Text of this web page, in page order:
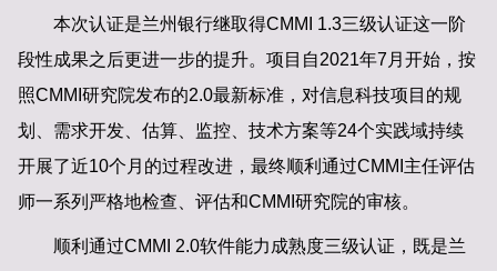
本次认证是兰州银行继取得CMMI 1.3三级认证这一阶
段性成果之后更进一步的提升。项目自2021年7月开始，按
照CMMI研究院发布的2.0最新标准，对信息科技项目的规
划、需求开发、估算、监控、技术方案等24个实践域持续
开展了近10个月的过程改进，最终顺利通过CMMI主任评估
师一系列严格地检查、评估和CMMI研究院的审核。
顺利通过CMMI 2.0软件能力成熟度三级认证，既是兰